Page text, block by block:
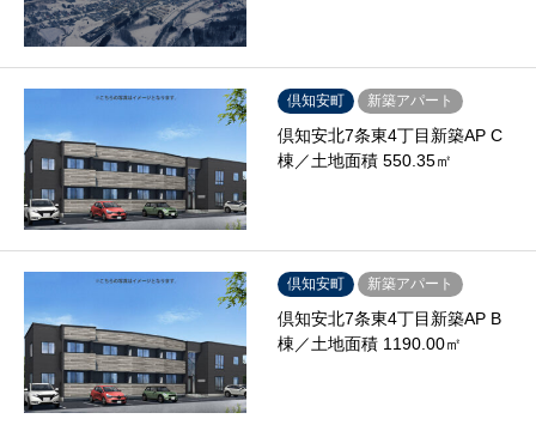
倶知安町 新築アパート
倶知安北7条東4丁目新築AP C
棟／土地面積 550.35㎡
倶知安町 新築アパート
倶知安北7条東4丁目新築AP B
棟／土地面積 1190.00㎡